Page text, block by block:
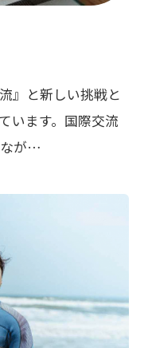
』と新しい挑戦と
います。国際交流
なが…